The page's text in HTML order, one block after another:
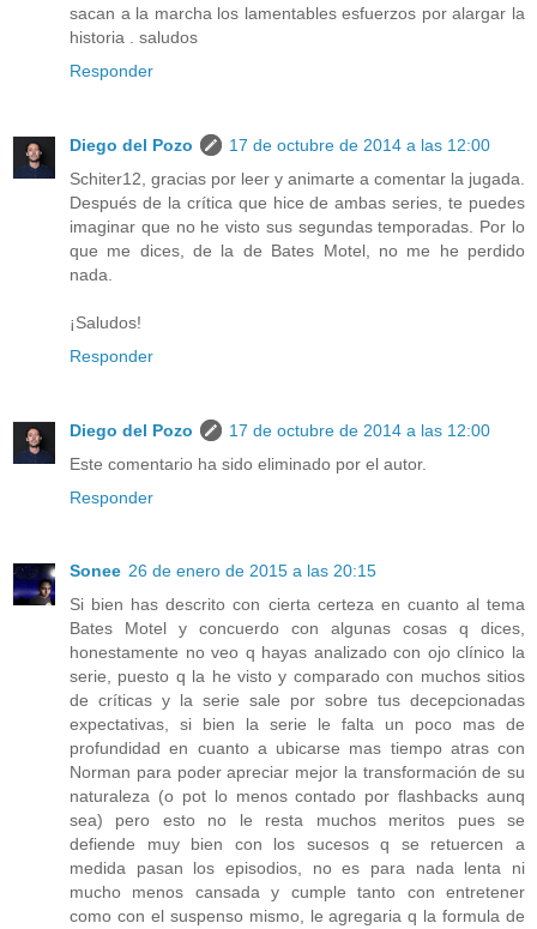
sacan a la marcha los lamentables esfuerzos por alargar la
historia . saludos
Responder
Diego del Pozo
17 de octubre de 2014 a las 12:00
Schiter12, gracias por leer y animarte a comentar la jugada.
Después de la crítica que hice de ambas series, te puedes
imaginar que no he visto sus segundas temporadas. Por lo
que me dices, de la de Bates Motel, no me he perdido
nada.
¡Saludos!
Responder
Diego del Pozo
17 de octubre de 2014 a las 12:00
Este comentario ha sido eliminado por el autor.
Responder
Sonee 26 de enero de 2015 a las 20:15
Si bien has descrito con cierta certeza en cuanto al tema
Bates Motel y concuerdo con algunas cosas q dices,
honestamente no veo q hayas analizado con ojo clínico la
serie, puesto q la he visto y comparado con muchos sitios
de críticas y la serie sale por sobre tus decepcionadas
expectativas, si bien la serie le falta un poco mas de
profundidad en cuanto a ubicarse mas tiempo atras con
Norman para poder apreciar mejor la transformación de su
naturaleza (o pot lo menos contado por flashbacks aunq
sea) pero esto no le resta muchos meritos pues se
defiende muy bien con los sucesos q se retuercen a
medida pasan los episodios, no es para nada lenta ni
mucho menos cansada y cumple tanto con entretener
como con el suspenso mismo, le agregaria q la formula de